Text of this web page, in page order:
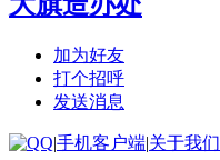
加为好友
打个招呼
发送消息
|手机客户端|关于我们